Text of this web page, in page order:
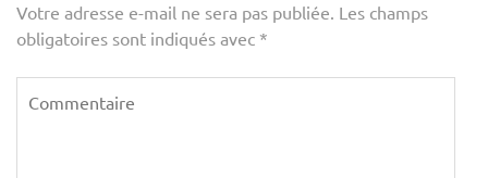
Votre adresse e-mail ne sera pas publiée. Les champs
obligatoires sont indiqués avec *